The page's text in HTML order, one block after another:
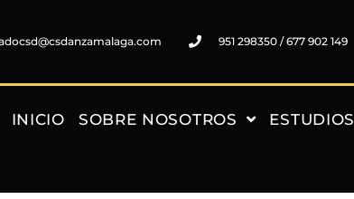
951 298350 / 677 902 149
INICIO SOBRE NOSOTROS ESTUDIOS